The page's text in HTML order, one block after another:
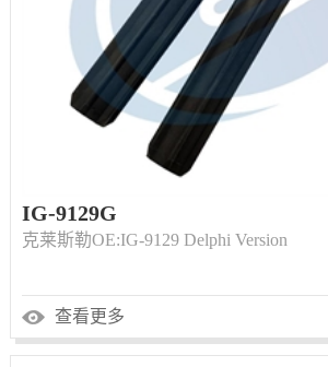
IG-9129G
克莱斯勒OE:IG-9129 Delphi Version
查看更多